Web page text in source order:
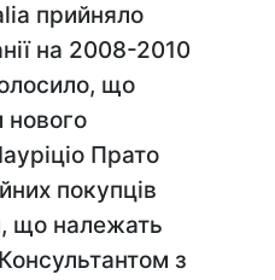
прийняло
на 2008-2010
що
нового
Прато
покупців
що належать
з